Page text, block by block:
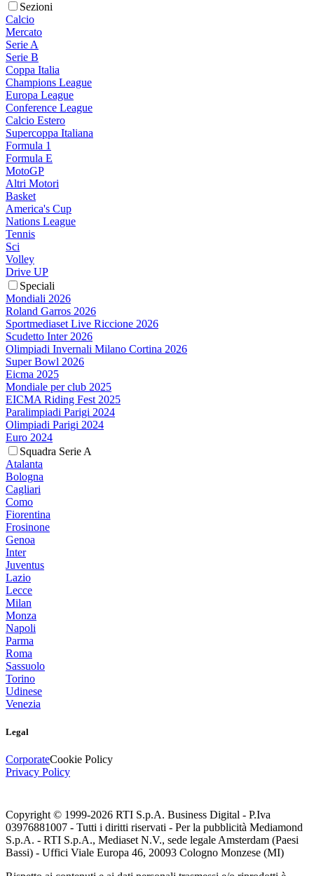
Sezioni
Calcio
Mercato
Serie A
Serie B
Coppa Italia
Champions League
Europa League
Conference League
Calcio Estero
Supercoppa Italiana
Formula 1
Formula E
MotoGP
Altri Motori
Basket
America's Cup
Nations League
Tennis
Sci
Volley
Drive UP
Speciali
Mondiali 2026
Roland Garros 2026
Sportmediaset Live Riccione 2026
Scudetto Inter 2026
Olimpiadi Invernali Milano Cortina 2026
Super Bowl 2026
Eicma 2025
Mondiale per club 2025
EICMA Riding Fest 2025
Paralimpiadi Parigi 2024
Olimpiadi Parigi 2024
Euro 2024
Squadra Serie A
Atalanta
Bologna
Cagliari
Como
Fiorentina
Frosinone
Genoa
Inter
Juventus
Lazio
Lecce
Milan
Monza
Napoli
Parma
Roma
Sassuolo
Torino
Udinese
Venezia
Legal
CorporateCookie Policy
Privacy Policy
Copyright © 1999-2026 RTI S.p.A. Business Digital - P.Iva
03976881007 - Tutti i diritti riservati - Per la pubblicità Mediamond
S.p.A. - RTI S.p.A., Mediaset N.V., sede legale Amsterdam (Paesi
Bassi) - Uffici Viale Europa 46, 20093 Cologno Monzese (MI)